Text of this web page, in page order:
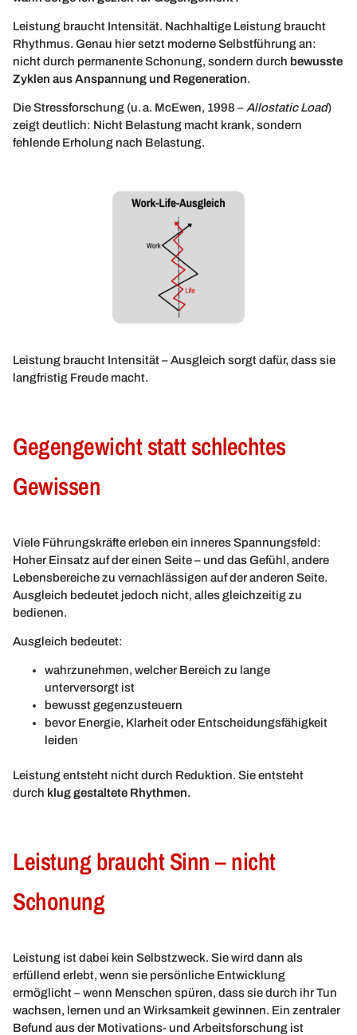
Leistung braucht Intensität. Nachhaltige Leistung braucht
Rhythmus. Genau hier setzt moderne Selbstführung an:
nicht durch permanente Schonung, sondern durch bewusste
Zyklen aus Anspannung und Regeneration.
Die Stressforschung (u. a. McEwen, 1998 –Allostatic Load)
zeigt deutlich: Nicht Belastung macht krank, sondern
fehlende Erholung nach Belastung.
Leistung braucht Intensität – Ausgleich sorgt dafür, dass sie
langfristig Freude macht.
Gegengewicht statt schlechtes
Gewissen
Viele Führungskräfte erleben ein inneres Spannungsfeld:
Hoher Einsatz auf der einen Seite – und das Gefühl, andere
Lebensbereiche zu vernachlässigen auf der anderen Seite.
Ausgleich bedeutet jedoch nicht, alles gleichzeitig zu
bedienen.
Ausgleich bedeutet:
wahrzunehmen, welcher Bereich zu lange
unterversorgt ist
bewusst gegenzusteuern
bevor Energie, Klarheit oder Entscheidungsfähigkeit
leiden
Leistung entsteht nicht durch Reduktion. Sie entsteht
durch klug gestaltete Rhythmen.
Leistung braucht Sinn – nicht
Schonung
Leistung ist dabei kein Selbstzweck. Sie wird dann als
erfüllend erlebt, wenn sie persönliche Entwicklung
ermöglicht – wenn Menschen spüren, dass sie durch ihr Tun
wachsen, lernen und an Wirksamkeit gewinnen. Ein zentraler
Befund aus der Motivations- und Arbeitsforschung ist